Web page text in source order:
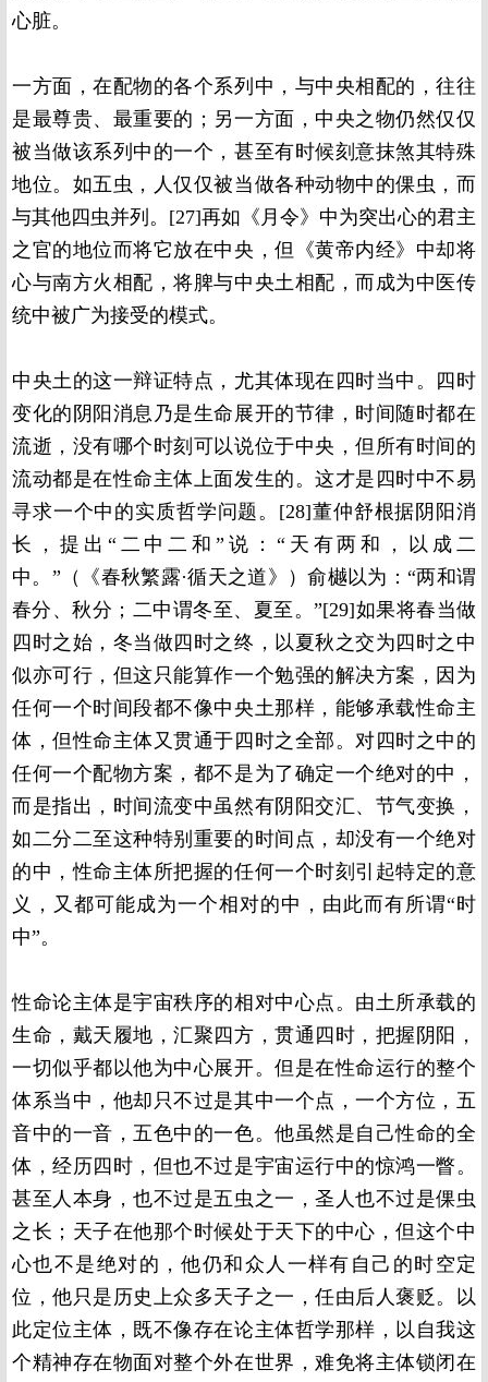
心脏。
一方面，在配物的各个系列中，与中央相配的，往往
是最尊贵、最重要的；另一方面，中央之物仍然仅仅
被当做该系列中的一个，甚至有时候刻意抹煞其特殊
地位。如五虫，人仅仅被当做各种动物中的倮虫，而
与其他四虫并列。[27]再如《月令》中为突出心的君主
之官的地位而将它放在中央，但《黄帝内经》中却将
心与南方火相配，将脾与中央土相配，而成为中医传
统中被广为接受的模式。
中央土的这一辩证特点，尤其体现在四时当中。四时
变化的阴阳消息乃是生命展开的节律，时间随时都在
流逝，没有哪个时刻可以说位于中央，但所有时间的
流动都是在性命主体上面发生的。这才是四时中不易
寻求一个中的实质哲学问题。[28]董仲舒根据阴阳消
长，提出“二中二和”说：“天有两和，以成二
中。”（《春秋繁露·循天之道》）俞樾以为：“两和谓
春分、秋分；二中谓冬至、夏至。”[29]如果将春当做
四时之始，冬当做四时之终，以夏秋之交为四时之中
似亦可行，但这只能算作一个勉强的解决方案，因为
任何一个时间段都不像中央土那样，能够承载性命主
体，但性命主体又贯通于四时之全部。对四时之中的
任何一个配物方案，都不是为了确定一个绝对的中，
而是指出，时间流变中虽然有阴阳交汇、节气变换，
如二分二至这种特别重要的时间点，却没有一个绝对
的中，性命主体所把握的任何一个时刻引起特定的意
义，又都可能成为一个相对的中，由此而有所谓“时
中”。
性命论主体是宇宙秩序的相对中心点。由土所承载的
生命，戴天履地，汇聚四方，贯通四时，把握阴阳，
一切似乎都以他为中心展开。但是在性命运行的整个
体系当中，他却只不过是其中一个点，一个方位，五
音中的一音，五色中的一色。他虽然是自己性命的全
体，经历四时，但也不过是宇宙运行中的惊鸿一瞥。
甚至人本身，也不过是五虫之一，圣人也不过是倮虫
之长；天子在他那个时候处于天下的中心，但这个中
心也不是绝对的，他仍和众人一样有自己的时空定
位，他只是历史上众多天子之一，任由后人褒贬。以
此定位主体，既不像存在论主体哲学那样，以自我这
个精神存在物面对整个外在世界，难免将主体锁闭在